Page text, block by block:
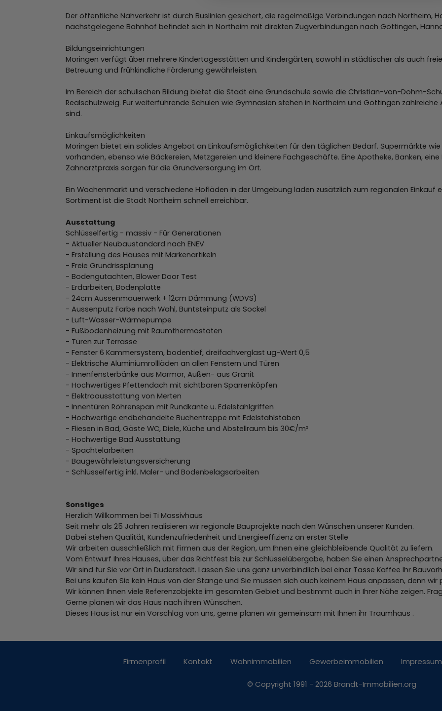
Der öffentliche Nahverkehr ist durch Buslinien gesichert, die regelmäßige Verbindungen nach Northeim,
nächstgelegene Bahnhof befindet sich in Northeim mit direkten Zugverbindungen nach Göttingen,
Bildungseinrichtungen
Moringen verfügt über mehrere Kindertagesstätten und Kindergärten, sowohl in städtischer als auch
Betreuung und frühkindliche Förderung gewährleisten.
Im Bereich der schulischen Bildung bietet die Stadt eine Grundschule sowie die Christian-von-Dohm-
Realschulzweig. Für weiterführende Schulen wie Gymnasien stehen in Northeim und Göttingen
sind.
Einkaufsmöglichkeiten
Moringen bietet ein solides Angebot an Einkaufsmöglichkeiten für den täglichen Bedarf. Supermärkte
vorhanden, ebenso wie Bäckereien, Metzgereien und kleinere Fachgeschäfte. Eine Apotheke, Banken,
Zahnarztpraxis sorgen für die Grundversorgung im Ort.
Ein Wochenmarkt und verschiedene Hofläden in der Umgebung laden zusätzlich zum regionalen Einkauf
Sortiment ist die Stadt Northeim schnell erreichbar.
Ausstattung
Schlüsselfertig - massiv - Für Generationen
- Aktueller Neubaustandard nach ENEV
- Erstellung des Hauses mit Markenartikeln
- Freie Grundrissplanung
- Bodengutachten, Blower Door Test
- Erdarbeiten, Bodenplatte
- 24cm Aussenmauerwerk + 12cm Dämmung (WDVS)
- Aussenputz Farbe nach Wahl, Buntsteinputz als Sockel
- Luft-Wasser-Wärmepumpe
- Fußbodenheizung mit Raumthermostaten
- Türen zur Terrasse
- Fenster 6 Kammersystem, bodentief, dreifachverglast ug-Wert 0,5
- Elektrische Aluminiumrollläden an allen Fenstern und Türen
- Innenfensterbänke aus Marmor, Außen- aus Granit
- Hochwertiges Pfettendach mit sichtbaren Sparrenköpfen
- Elektroausstattung von Merten
- Innentüren Röhrenspan mit Rundkante u. Edelstahlgriffen
- Hochwertige endbehandelte Buchentreppe mit Edelstahlstäben
- Fliesen in Bad, Gäste WC, Diele, Küche und Abstellraum bis 30€/m²
- Hochwertige Bad Ausstattung
- Spachtelarbeiten
- Baugewährleistungsversicherung
- Schlüsselfertig inkl. Maler- und Bodenbelagsarbeiten
Sonstiges
Herzlich Willkommen bei Ti Massivhaus
Seit mehr als 25 Jahren realisieren wir regionale Bauprojekte nach den Wünschen unserer Kunden.
Dabei stehen Qualität, Kundenzufriedenheit und Energieeffizienz an erster Stelle
Wir arbeiten ausschließlich mit Firmen aus der Region, um Ihnen eine gleichbleibende Qualität zu liefern.
Vom Entwurf Ihres Hauses, über das Richtfest bis zur Schlüsselübergabe, haben Sie einen
Wir sind für Sie vor Ort in Duderstadt. Lassen Sie uns ganz unverbindlich bei einer Tasse Kaffee Ihr
Bei uns kaufen Sie kein Haus von der Stange und Sie müssen sich auch keinem Haus anpassen, denn wir
Wir können Ihnen viele Referenzobjekte im gesamten Gebiet und bestimmt auch in Ihrer Nähe zeigen.
Gerne planen wir das Haus nach ihren Wünschen.
Dieses Haus ist nur ein Vorschlag von uns, gerne planen wir gemeinsam mit Ihnen ihr Traumhaus .
Firmenprofil Kontakt Wohnimmobilien Gewerbeimmobilien Impressum
© Copyright 1991 - 2026 Brandt-Immobilien.org